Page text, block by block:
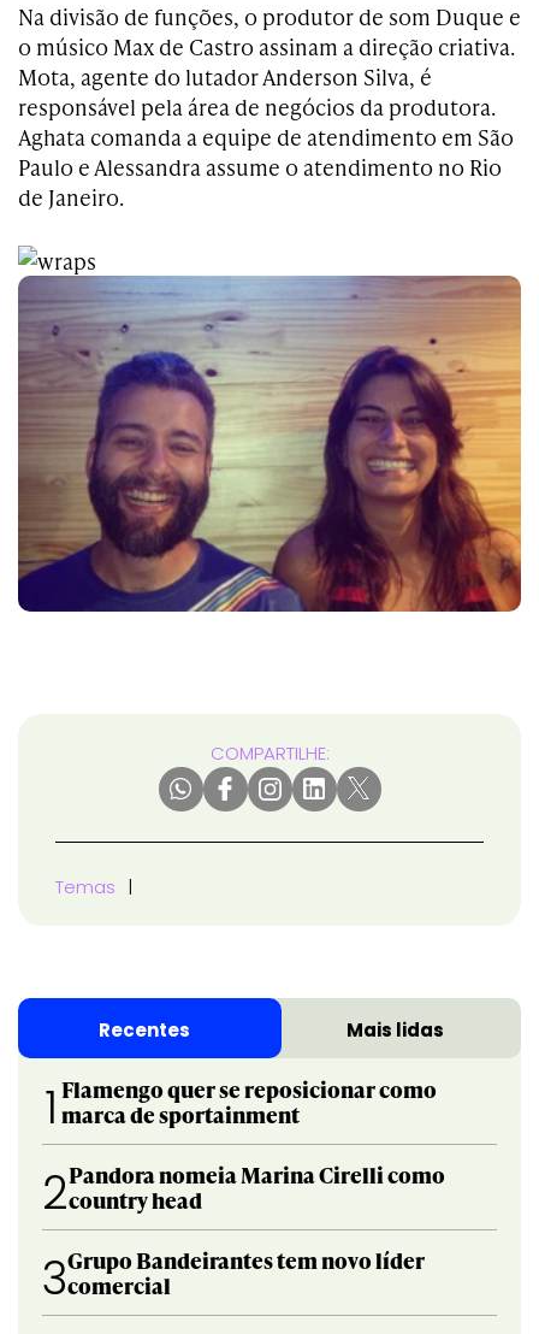
Na divisão de funções, o produtor de som Duque e
o músico Max de Castro assinam a direção criativa.
Mota, agente do lutador Anderson Silva, é
responsável pela área de negócios da produtora.
Aghata comanda a equipe de atendimento em São
Paulo e Alessandra assume o atendimento no Rio
de Janeiro.
COMPARTILHE:
Temas
Recentes Mais lidas
1 Flamengo quer se reposicionar como
marca de sportainment
2Pandora nomeia Marina Cirelli como
country head
3Grupo Bandeirantes tem novo líder
comercial